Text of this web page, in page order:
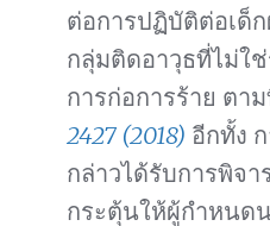
ต่อการปฏิบัติต่อเด็
กลุ่มติดอาวุธที่ไม่ใ
การก่อการร้าย ตา
2427 (2018) อีกทั้ง
กล่าวได้รับการพิจ
กระตุ้นให้ผู้กำหนด